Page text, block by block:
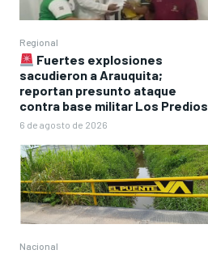
Regional
Fuertes explosiones
sacudieron a Arauquita;
reportan presunto ataque
contra base militar Los Predios
6 de agosto de 2026
Nacional